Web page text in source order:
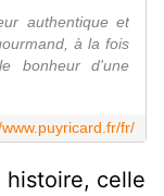
authentique et
à la fois
bonheur d'une
fr/
histoire, celle